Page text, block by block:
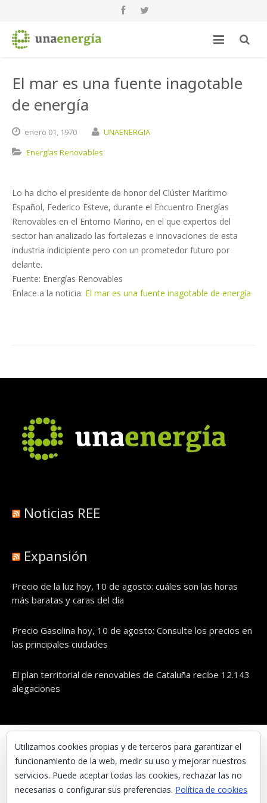
El mar es una fuente inagotable
de energía
enero 01, 1970
UNAENERGIA
Energías Renovables
Lo ha dicho el presidente de honor del Clúster Marítimo
Español, Federico Esteve, durante el Encuentro Energías
Renovables en el Entorno Marino, en el que expertos del
sector han analizado las fortalezas e innovaciones de esta
industria indicipiente pero con un prometedor futuro por
delante.
Fuente: Energías Renovables
Enlace a la noticia: El mar es una fuente inagotable de energía
Noticias REE
Expansión
Precio de la luz hoy, 10 de agosto: cuáles son las horas
más baratas y caras del día
Precio Gasolina hoy, 10 de agosto: Consulte los precios en
las principales ciudades
El plan territorial de renovables de Cataluña recibe 12.143
alegaciones
© UNAENERGÍA, S.L.
Inicio
Contacta con nosotros
Utilizamos cookies propias y de terceros para garantizar el
funcionamiento de la web, medir su uso y mejorar nuestros
servicios. Puede aceptar todas las cookies, rechazar las no
necesarias o configurar sus preferencias. Política de cookies